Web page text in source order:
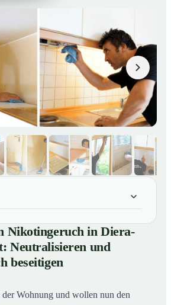
in Diera-Zehren gesucht:
Zigarettenrauch beseitigen
Nikotingeruch in Diera-Zehren
Nikotingeruch in Diera-
Neutralisieren und
beseitigen
der Wohnung und wollen nun den